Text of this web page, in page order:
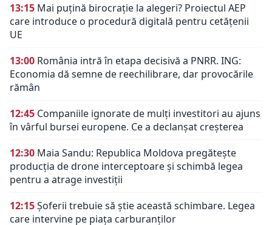
13:15 Mai puțină birocrație la alegeri? Proiectul AEP
care introduce o procedură digitală pentru cetățenii
UE
13:00 România intră în etapa decisivă a PNRR. ING:
Economia dă semne de reechilibrare, dar provocările
rămân
12:45 Companiile ignorate de mulți investitori au ajuns
în vârful bursei europene. Ce a declanșat creșterea
12:30 Maia Sandu: Republica Moldova pregătește
producția de drone interceptoare și schimbă legea
pentru a atrage investiții
12:15Șoferii trebuie să știe această schimbare. Legea
care intervine pe piața carburanților